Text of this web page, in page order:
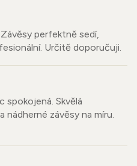
perfektně sedí,
Určitě doporučuji.
spokojená. Skvělá
nádherné závěsy na míru.